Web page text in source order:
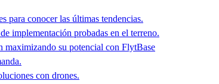
para conocer las últimas tendencias.
implementación probadas en el terreno.
maximizando su potencial con FlytBase
con drones.